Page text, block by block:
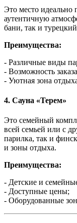
Это место идеально
аутентичную
бани, так и
Преимущества:
- Различные виды
- Возможность
- Уютная зона
4. Сауна «Терем»
Это семейный
всей семьей или с
парилка, так и
и зоны отдыха.
Преимущества:
- Детские и
- Доступные цены;
- Оборудованные